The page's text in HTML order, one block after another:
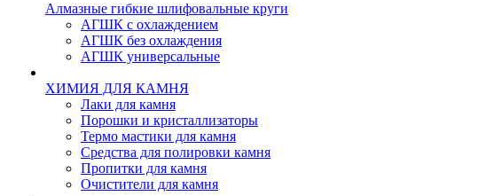
Алмазные гибкие шлифовальные круги
АГШК с охлаждением
АГШК без охлаждения
АГШК универсальные
ХИМИЯ ДЛЯ КАМНЯ
Лаки для камня
Порошки и кристаллизаторы
Термо мастики для камня
Средства для полировки камня
Пропитки для камня
Очистители для камня